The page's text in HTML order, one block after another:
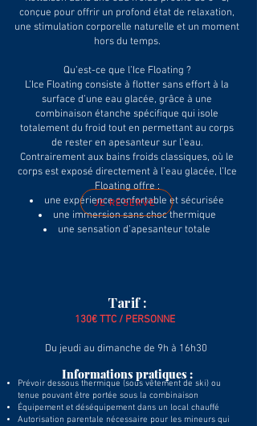
conçue pour offrir un profond état de relaxation,
une stimulation corporelle naturelle et un moment
hors du temps.
Qu’est-ce que l’Ice Floating ?
L’Ice Floating consiste à flotter sans effort à la
surface d’une eau glacée, grâce à une
combinaison étanche spécifique qui isole
totalement du froid tout en permettant au corps
de rester en apesanteur sur l’eau.
Contrairement aux bains froids classiques, où le
corps est exposé directement à l’eau glacée, l’Ice
Floating offre :
une expérience confortable et sécurisée
une immersion sans choc thermique
une sensation d’apesanteur totale
Tarif :
130€ TTC / PERSONNE
Du jeudi au dimanche de 9h à 16h30
JE RÉSERVE
Informations pratiques :
Prévoir dessous thermique (sous vêtement de ski) ou
tenue pouvant être portée sous la combinaison
Équipement et déséquipement dans un local chauffé
Autorisation parentale nécessaire pour les mineurs qui